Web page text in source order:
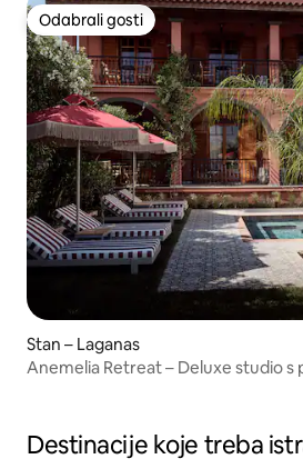
Odabrali gosti
Odabrali gosti
Stan – Laganas
Anemelia Retreat – Deluxe studio s
Destinacije koje treba